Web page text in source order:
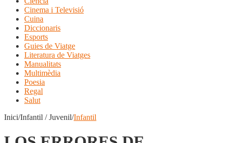
Cinema i Televisió
Cuina
Diccionaris
Esports
Guies de Viatge
Literatura de Viatges
Manualitats
Multimèdia
Poesia
Regal
Salut
Inici/Infantil / Juvenil/Infantil